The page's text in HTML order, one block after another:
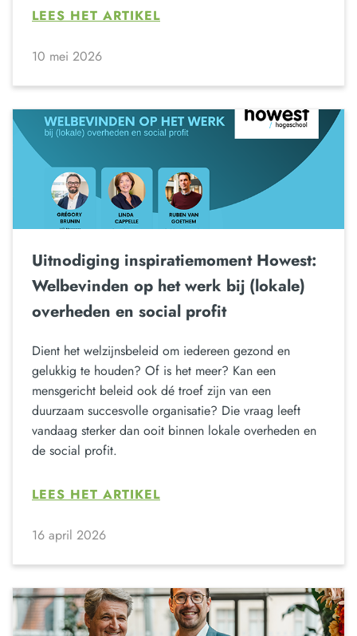
LEES HET ARTIKEL
10 mei 2026
Uitnodiging inspiratiemoment Howest:
Welbevinden op het werk bij (lokale)
overheden en social profit
Dient het welzijnsbeleid om iedereen gezond en
gelukkig te houden? Of is het meer? Kan een
mensgericht beleid ook dé troef zijn van een
duurzaam succesvolle organisatie? Die vraag leeft
vandaag sterker dan ooit binnen lokale overheden en
de social profit.
LEES HET ARTIKEL
16 april 2026